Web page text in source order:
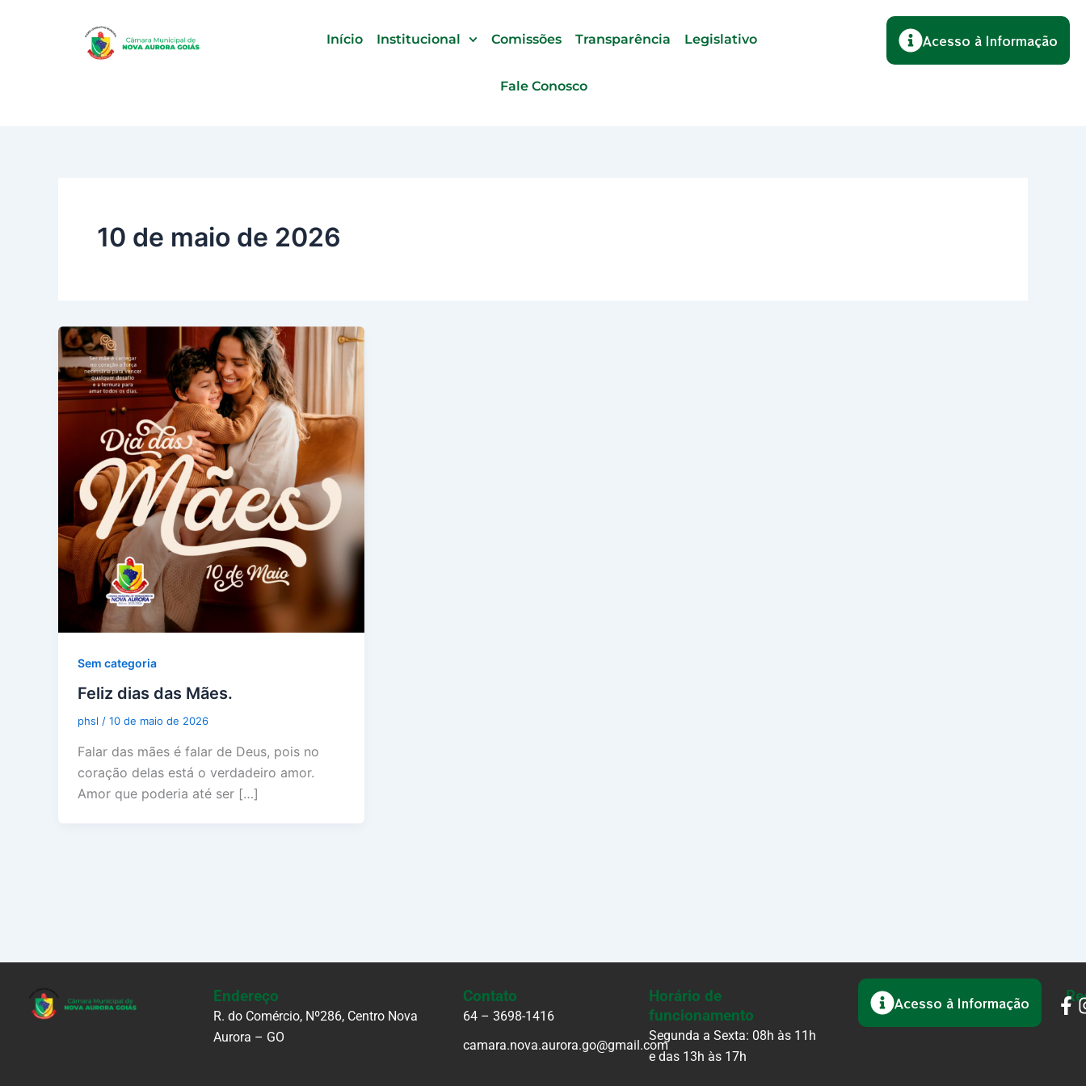
Início Institucional Comissões Transparência Legislativo
Fale Conosco
Acesso à Informação
10 de maio de 2026
Sem categoria
Feliz dias das Mães.
phsl / 10 de maio de 2026
Falar das mães é falar de Deus, pois no
coração delas está o verdadeiro amor.
Amor que poderia até ser […]
Endereço
R. do Comércio, Nº286, Centro Nova
Aurora – GO
Contato
64 – 3698-1416
camara.nova.aurora.go@gmail.com
Horário de
funcionamento
Segunda a Sexta: 08h às 11h
e das 13h às 17h
Acesso à Informação